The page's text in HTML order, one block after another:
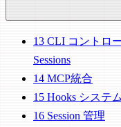
13 CLI コントロ
Sessions
14 MCP統合
15 Hooks システム
16 Session 管理